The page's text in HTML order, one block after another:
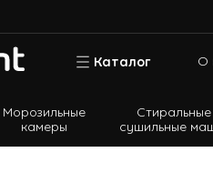
Каталог О
Морозильные
камеры сушильные